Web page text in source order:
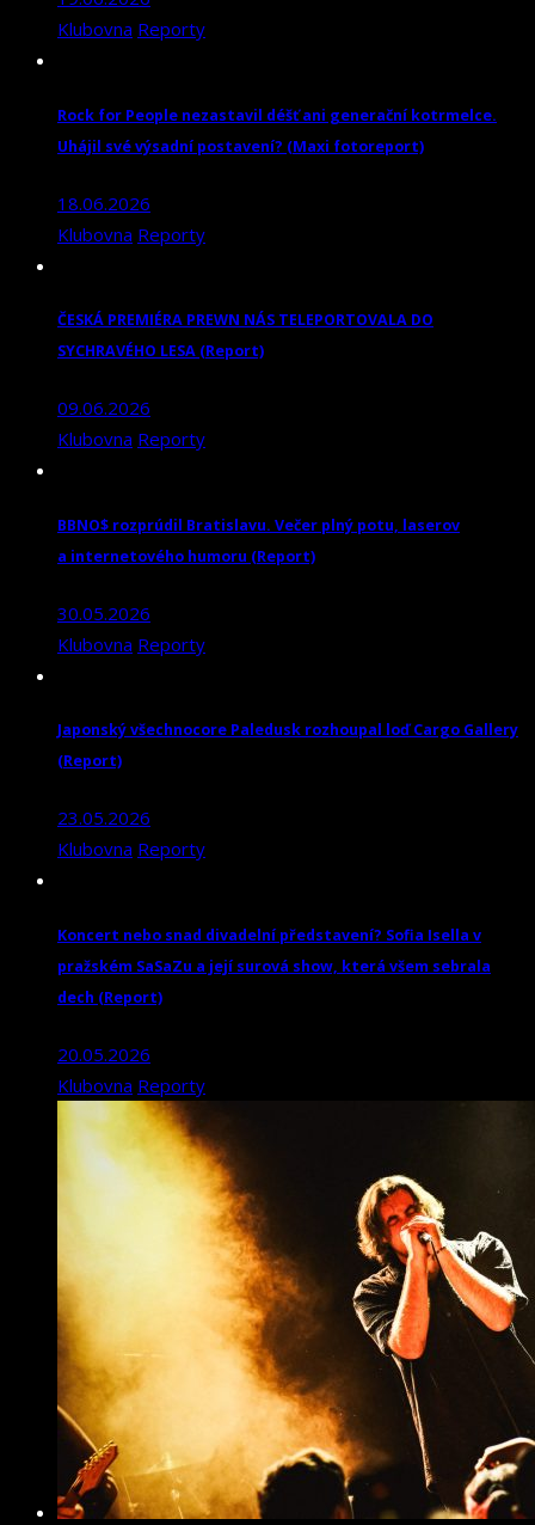
Klubovna Reporty
Rock for People nezastavil déšť ani generační kotrmelce.
Uhájil své výsadní postavení? (Maxi fotoreport)
18.06.2026
Klubovna Reporty
ČESKÁ PREMIÉRA PREWN NÁS TELEPORTOVALA DO
SYCHRAVÉHO LESA (Report)
09.06.2026
Klubovna Reporty
BBNO$ rozprúdil Bratislavu. Večer plný potu, laserov
a internetového humoru (Report)
30.05.2026
Klubovna Reporty
Japonský všechnocore Paledusk rozhoupal loď Cargo Gallery
(Report)
23.05.2026
Klubovna Reporty
Koncert nebo snad divadelní představení? Sofia Isella v
pražském SaSaZu a její surová show, která všem sebrala
dech (Report)
20.05.2026
Klubovna Reporty